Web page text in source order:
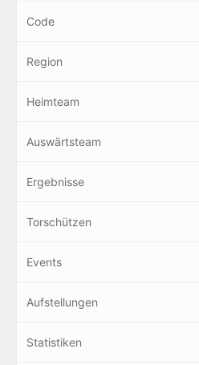
Code
Region
Heimteam
Auswärtsteam
Ergebnisse
Torschützen
Events
Aufstellungen
Statistiken